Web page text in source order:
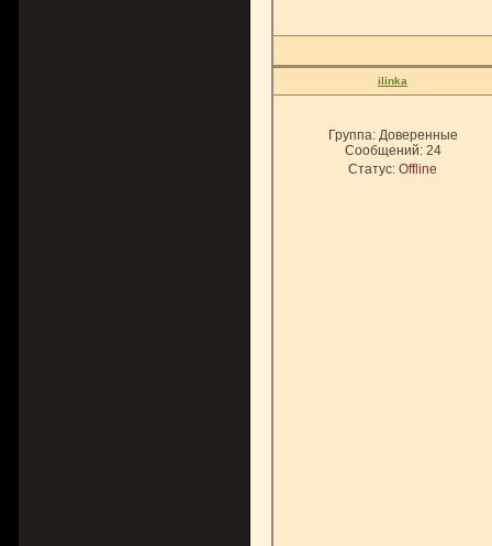
ilinka
Группа: Доверенные
Сообщений: 24
Статус: Offline